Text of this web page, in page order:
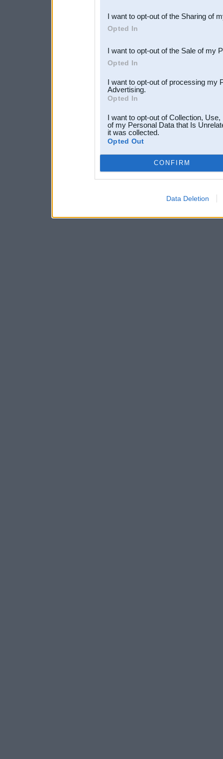
Downstream Participants
third parties.
I want to opt-out of the Sharing of
Opted In
I want to opt-out of the Sale of my
Opted In
I want to opt-out of processing my
Advertising.
Opted In
I want to opt-out of Collection,
of my Personal Data that Is
it was collected.
Opted Out
CONFIRM
Data Deletion